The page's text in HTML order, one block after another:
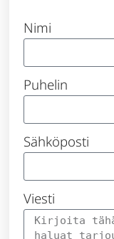
Nimi
Puhelin
Sähköposti
Viesti